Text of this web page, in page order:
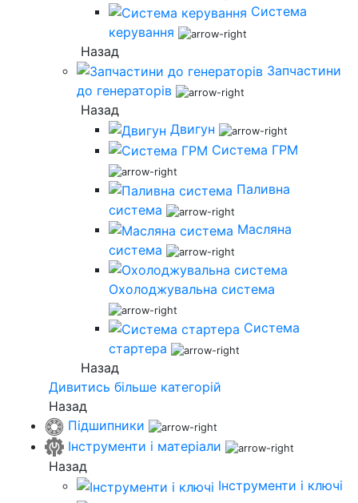
Система
керування
Назад
Запчастини
до генераторів
Назад
Двигун
Система ГРМ
Паливна
система
Масляна
система
Охолоджувальна система
Система
стартера
Назад
Дивитись більше категорій
Назад
Підшипники
Інструменти і матеріали
Назад
Інструменти і ключі